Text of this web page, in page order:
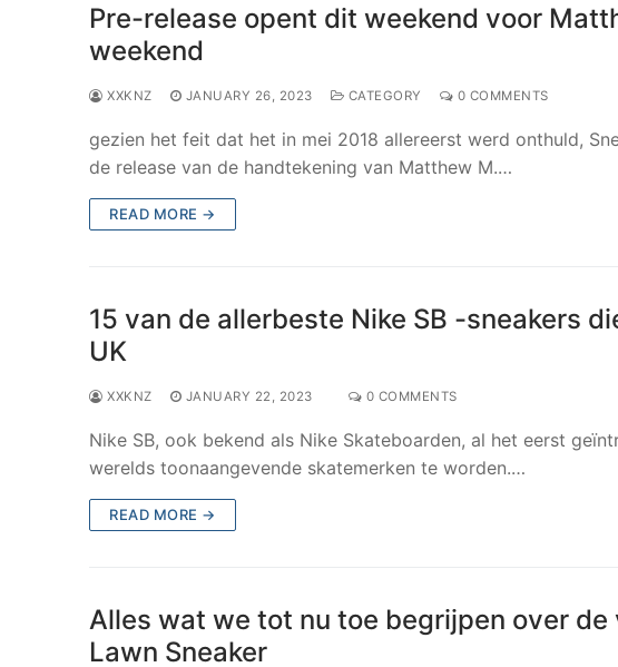
Pre-release opent dit weekend voor
weekend
XXKNZ JANUARY 26, 2023 CATEGORY 0 COMMENTS
gezien het feit dat het in mei 2018 allereerst werd onthuld,
de release van de handtekening van Matthew M.…
READ MORE →
15 van de allerbeste Nike SB -sneakers
UK
XXKNZ JANUARY 22, 2023 0 COMMENTS
Nike SB, ook bekend als Nike Skateboarden, al het eerst
werelds toonaangevende skatemerken te worden.…
READ MORE →
Alles wat we tot nu toe begrijpen over de
Lawn Sneaker